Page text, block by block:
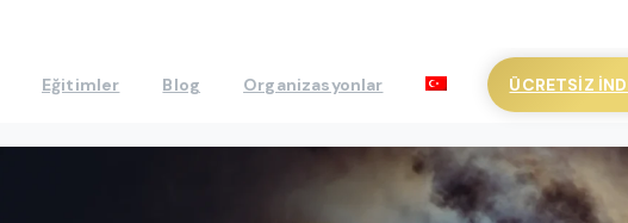
Eğitimler Blog Organizasyonlar ÜCRETSIZ